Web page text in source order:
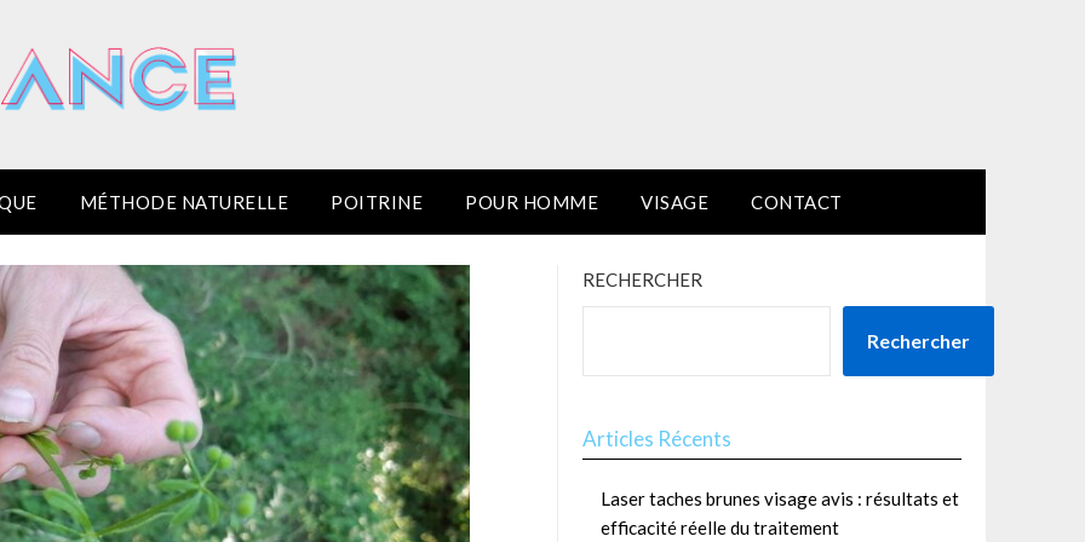
MÉTHODE NATURELLE POITRINE POUR HOMME VISAGE CONTACT
RECHERCHER
Rechercher
Articles Récents
Laser taches brunes visage avis : résultats et
efficacité réelle du traitement